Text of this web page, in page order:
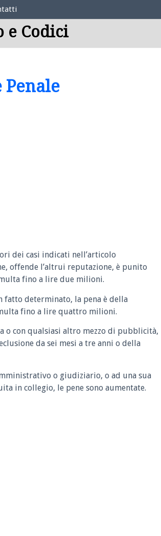
e Codici
Penale
dei casi indicati nell’articolo
offende l’altrui reputazione, è punito
fino a lire due milioni.
fatto determinato, la pena è della
fino a lire quattro milioni.
o con qualsiasi altro mezzo di pubblicità,
da sei mesi a tre anni o della
o giudiziario, o ad una sua
in collegio, le pene sono aumentate.